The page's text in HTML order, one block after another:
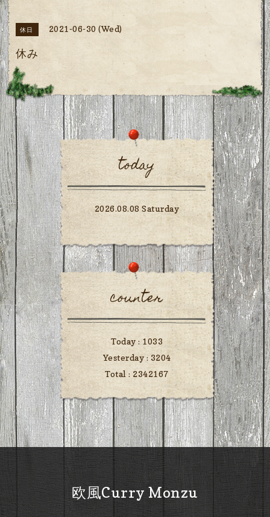
休日 2021-06-30 (Wed)
休み
today
2026.08.08 Saturday
counter
Today : 1033
Yesterday : 3204
Total : 2342167
欧風Curry Monzu